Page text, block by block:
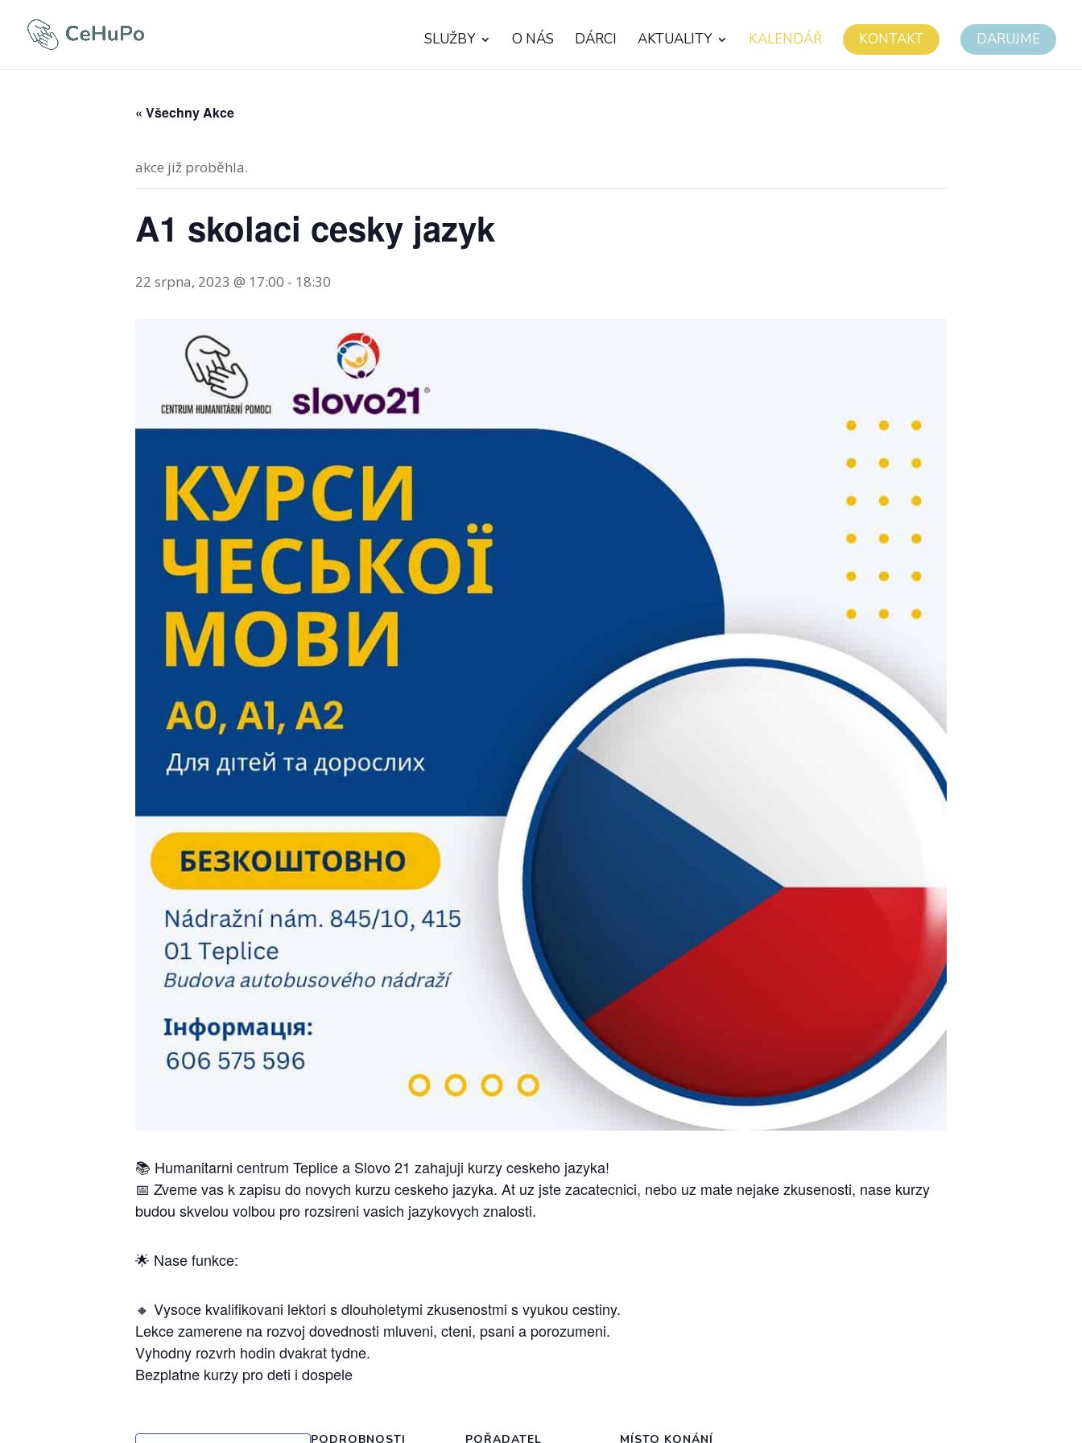
SLUŽBY O NÁS DÁRCI AKTUALITY KALENDÁŘ KONTAKT DARUJME
« Všechny Akce
akce již proběhla.
A1 skolaci cesky jazyk
22 srpna, 2023 @ 17:00 - 18:30
📚 Humanitarni centrum Teplice a Slovo 21 zahajuji kurzy ceskeho jazyka!
📅 Zveme vas k zapisu do novych kurzu ceskeho jazyka. At uz jste zacatecnici, nebo uz mate nejake zkusenosti, nase kurzy
budou skvelou volbou pro rozsireni vasich jazykovych znalosti.
🌟 Nase funkce:
🔸 Vysoce kvalifikovani lektori s dlouholetymi zkusenostmi s vyukou cestiny.
Lekce zamerene na rozvoj dovednosti mluveni, cteni, psani a porozumeni.
Vyhodny rozvrh hodin dvakrat tydne.
Bezplatne kurzy pro deti i dospele
PODROBNOSTI POŘADATEL MÍSTO KONÁNÍ